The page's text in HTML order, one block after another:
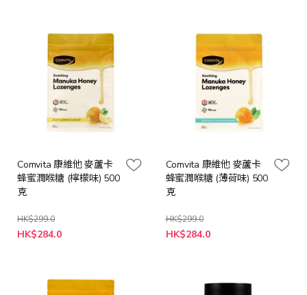
Comvita 康維他 麥蘆卡
蜂蜜潤喉糖 (檸檬味) 500
克
HK$299.0
特
殊
HK$284.0
Comvita 康維他 麥蘆卡
蜂蜜潤喉糖 (薄荷味) 500
克
HK$299.0
特
殊
HK$284.0